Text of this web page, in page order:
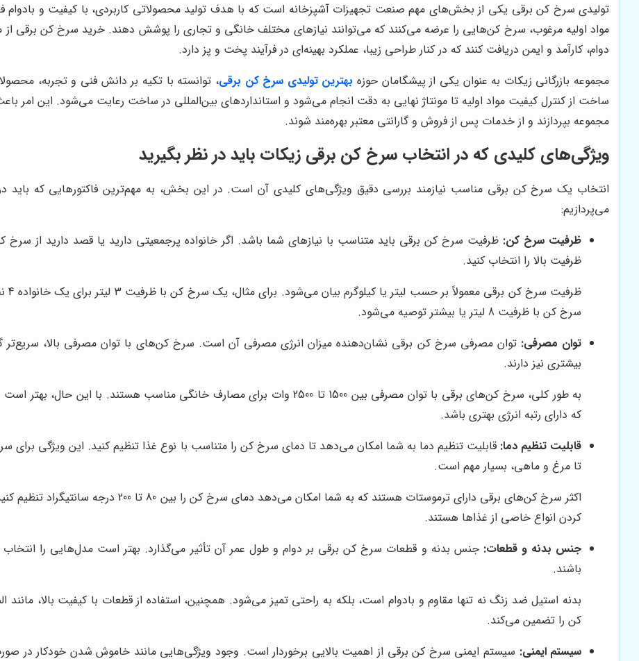
تولیدی سرخ کن برقی یکی از بخش‌های مهم صنعت تجهیزات آشپزخانه است که با هدف تولید محصولاتی کاربردی، با کیفیت و بادوام
مواد اولیه مرغوب، سرخ کن‌هایی را عرضه می‌کنند که می‌توانند نیازهای مختلف خانگی و تجاری را پوشش دهند. خرید سرخ کن برقی از
دوام، کارآمد و ایمن دریافت کنند که در کنار طراحی زیبا، عملکرد بهینه‌ای در فرآیند پخت و پز دارد.
مجموعه بازرگانی زیکات به عنوان یکی از پیشگامان حوزه بهترین تولیدی سرخ کن برقی، توانسته با تکیه بر دانش فنی و تجربه،
ساخت از کنترل کیفیت مواد اولیه تا مونتاژ نهایی به دقت انجام می‌شود و استانداردهای بین‌المللی در ساخت رعایت می‌شود. این امر
مجموعه بپردازند و از خدمات پس از فروش و گارانتی معتبر بهره‌مند شوند.
ویژگی‌های کلیدی که در انتخاب سرخ کن برقی زیکات باید در نظر بگیرید
انتخاب یک سرخ کن برقی مناسب نیازمند بررسی دقیق ویژگی‌های کلیدی آن است. در این بخش، به مهم‌ترین فاکتورهایی که باید
می‌پردازیم:
ظرفیت سرخ کن: ظرفیت سرخ کن برقی باید متناسب با نیازهای شما باشد. اگر خانواده پرجمعیتی دارید یا قصد دارید از
ظرفیت بالا را انتخاب کنید.
سرخ کن با ظرفیت 8 لیتر یا بیشتر توصیه می‌شود.
توان مصرفی: توان مصرفی سرخ کن برقی نشان‌دهنده میزان انرژی مصرفی آن است. سرخ کن‌های با توان مصرفی بالا، سریع‌تر
بیشتری نیز دارند.
به طور کلی، سرخ کن‌های برقی با توان مصرفی بین 1500 تا 2500 وات برای مصارف خانگی مناسب
که دارای رتبه انرژی بهتری باشد.
قابلیت تنظیم دما: قابلیت تنظیم دما به شما امکان می‌دهد تا دمای سرخ کن را متناسب با نوع غذا تنظیم کنید. این ویژگی برای
تا مرغ و ماهی، بسیار مهم است.
اکثر سرخ کن‌های برقی دارای ترموستات هستند که به
کردن انواع خاصی از غذاها هستند.
جنس بدنه و قطعات: جنس بدنه و قطعات سرخ کن برقی بر دوام و طول عمر آن تأثیر می‌گذارد. بهتر است مدل‌هایی را انتخاب
باشند.
بدنه استیل ضد زنگ نه تنها مقاوم و بادوام است، بلکه به راحتی تمیز می‌شود. همچنین، استفاده از قطعات با کیفیت بالا،
کن را تضمین می‌کند.
سیستم ایمنی: سیستم ایمنی سرخ کن برقی از اهمیت بالایی برخوردار است. وجود ویژگی‌هایی مانند خاموش شدن خودکار در